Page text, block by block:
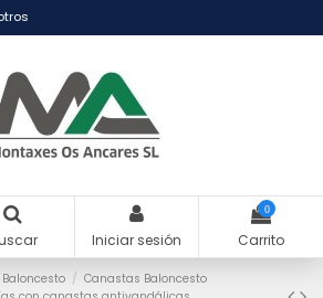
Iniciar sesión
0
Carrito
Canastas Baloncesto